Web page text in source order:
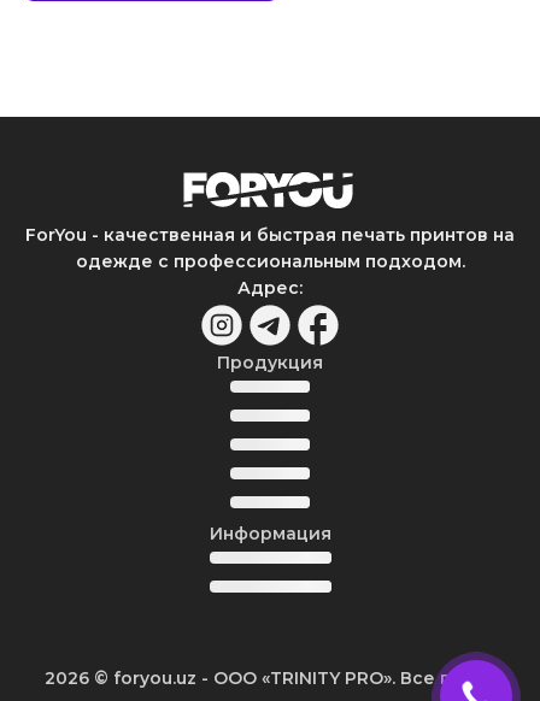
ForYou - качественная и быстрая печать принтов на
одежде с профессиональным подходом.
Адрес:
Продукция
Информация
2026 © foryou.uz - ООО «TRINITY PRO». Все права